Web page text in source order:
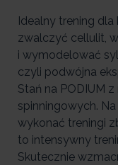
Idealny trening
zwalczyć cellulit,
i wymodelować
czyli podwójna
Stań na PODIUM
spinningowych.
wykonać treningi
to intensywny
Skutecznie